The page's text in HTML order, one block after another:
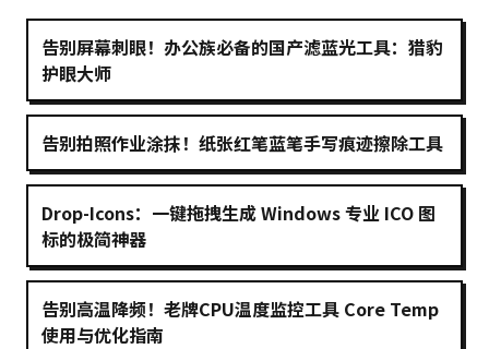
告别屏幕刺眼！办公族必备的国产滤蓝光工具：猎豹
护眼大师
告别拍照作业涂抹！纸张红笔蓝笔手写痕迹擦除工具
Drop-Icons：一键拖拽生成 Windows 专业 ICO 图
标的极简神器
告别高温降频！老牌CPU温度监控工具 Core Temp
使用与优化指南